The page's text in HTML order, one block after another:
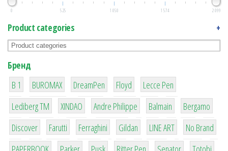
0 525 1 050 1 574 2 099
Product categories +
Бренд
B 1
1
BUROMAX
1
DreamPen
2
Floyd
2
Lecce Pen
3
Lediberg ТМ
3
XINDAO
1
Andre Philippe
4
Balmain
26
Bergamo
64
Discover
299
Farutti
4
Ferraghini
42
Gildan
4
LINE ART
90
No Brand
8 6 2 22 15 43